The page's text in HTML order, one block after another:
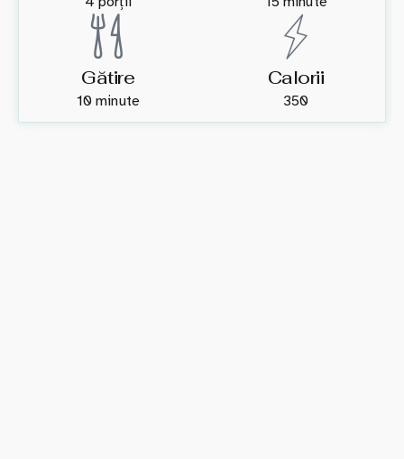
Gătire
10 minute
Calorii
350